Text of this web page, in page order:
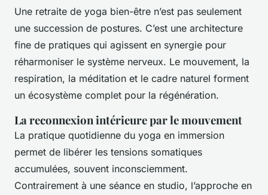
Une retraite de yoga bien-être n’est pas seulement
une succession de postures. C’est une architecture
fine de pratiques qui agissent en synergie pour
réharmoniser le système nerveux. Le mouvement, la
respiration, la méditation et le cadre naturel forment
un écosystème complet pour la régénération.
La reconnexion intérieure par le mouvement
La pratique quotidienne du yoga en immersion
permet de libérer les tensions somatiques
accumulées, souvent inconsciemment.
Contrairement à une séance en studio, l’approche en